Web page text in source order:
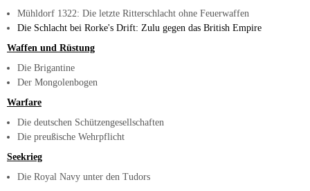
Mühldorf 1322: Die letzte Ritterschlacht ohne Feuerwaffen
Die Schlacht bei Rorke's Drift: Zulu gegen das British Empire
Waffen und Rüstung
Die Brigantine
Der Mongolenbogen
Warfare
Die deutschen Schützengesellschaften
Die preußische Wehrpflicht
Seekrieg
Die Royal Navy unter den Tudors